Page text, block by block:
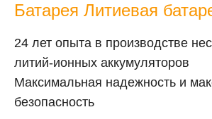
Батарея Литиевая
24 лет опыта в производстве
литий-ионных аккумуляторов
Максимальная надежность и
безопасность